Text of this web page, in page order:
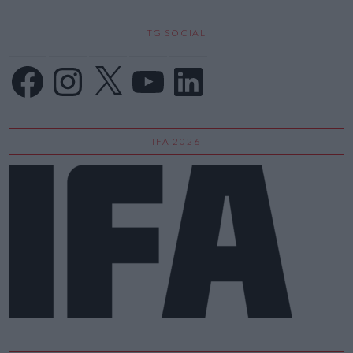
TG SOCIAL
FacebookInstagram
X LinkedIn
IFA 2026